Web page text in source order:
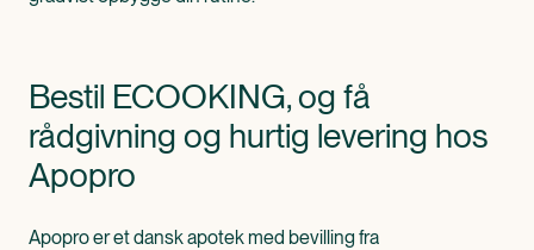
Bestil ECOOKING, og få
rådgivning og hurtig levering hos
Apopro
Apopro er et dansk apotek med bevilling fra